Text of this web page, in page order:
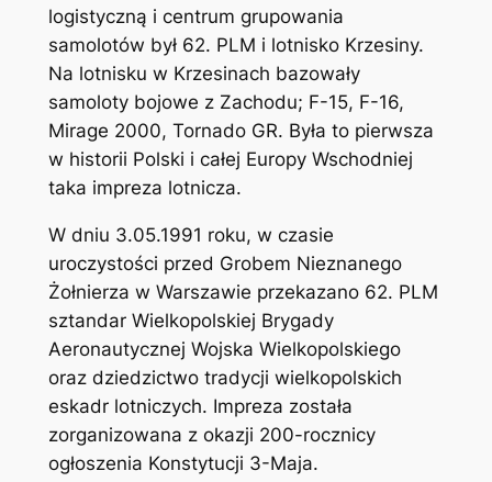
logistyczną i centrum grupowania
samolotów był 62. PLM i lotnisko Krzesiny.
Na lotnisku w Krzesinach bazowały
samoloty bojowe z Zachodu; F-15, F-16,
Mirage 2000, Tornado GR. Była to pierwsza
w historii Polski i całej Europy Wschodniej
taka impreza lotnicza.
W dniu 3.05.1991 roku, w czasie
uroczystości przed Grobem Nieznanego
Żołnierza w Warszawie przekazano 62. PLM
sztandar Wielkopolskiej Brygady
Aeronautycznej Wojska Wielkopolskiego
oraz dziedzictwo tradycji wielkopolskich
eskadr lotniczych. Impreza została
zorganizowana z okazji 200-rocznicy
ogłoszenia Konstytucji 3-Maja.